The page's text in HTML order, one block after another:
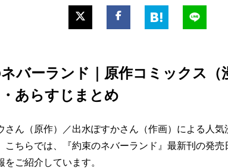
バーランド｜原作コミックス（
あらすじまとめ
さん（原作）／出水ぽすかさん（作画）による人気
こちらでは、『約束のネバーランド』最新刊の発売
をご紹介しています。